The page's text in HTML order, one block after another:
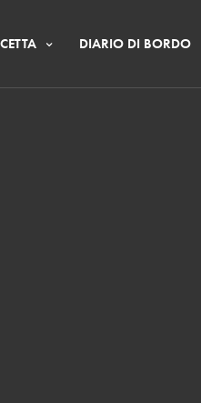
DIARIO DI BORDO